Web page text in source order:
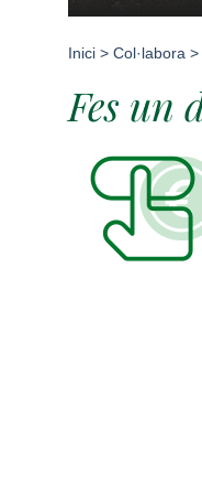
Inici > Col·labora >
Fes un